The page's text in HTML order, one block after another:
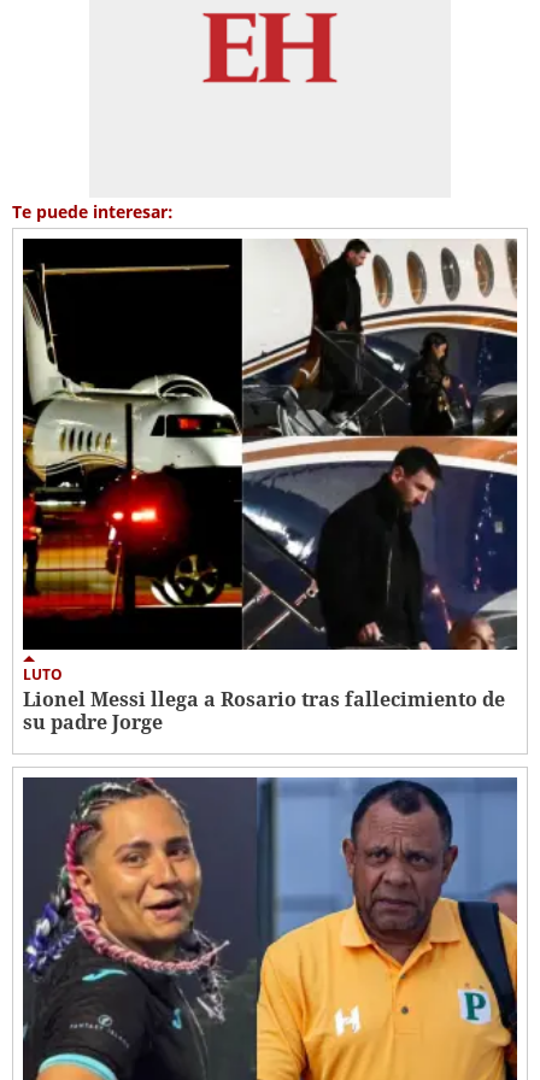
Te puede interesar:
LUTO
Lionel Messi llega a Rosario tras fallecimiento de
su padre Jorge